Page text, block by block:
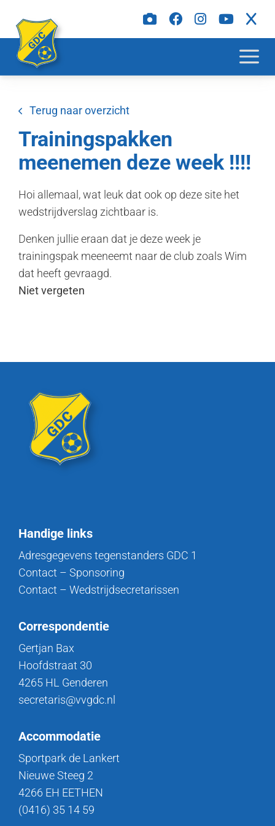
Terug naar overzicht
Trainingspakken
meenemen deze week !!!!
Hoi allemaal, wat leuk dat ook op deze site het
wedstrijdverslag zichtbaar is.
Denken jullie eraan dat je deze week je
trainingspak meeneemt naar de club zoals Wim
dat heeft gevraagd.
Niet vergeten
Handige links
Adresgegevens tegenstanders GDC 1
Contact – Sponsoring
Contact – Wedstrijdsecretarissen
Correspondentie
Gertjan Bax
Hoofdstraat 30
4265 HL Genderen
secretaris@vvgdc.nl
Accommodatie
Sportpark de Lankert
Nieuwe Steeg 2
4266 EH EETHEN
(0416) 35 14 59